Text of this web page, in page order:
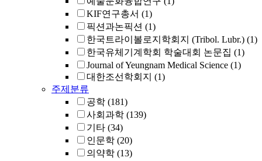
KIF연구총서 (1)
픽션과논픽션 (1)
한국트라이볼로지학회지 (Tribol. Lubr.) (1)
한국유체기계학회 학술대회 논문집 (1)
Journal of Yeungnam Medical Science (1)
대한조선학회지 (1)
주제분류
공학 (181)
사회과학 (139)
기타 (34)
인문학 (20)
의약학 (13)